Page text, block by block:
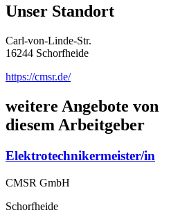
Unser Standort
Carl-von-Linde-Str.
16244 Schorfheide
https://cmsr.de/
weitere Angebote von
diesem Arbeitgeber
Elektrotechnikermeister/in
CMSR GmbH
Schorfheide